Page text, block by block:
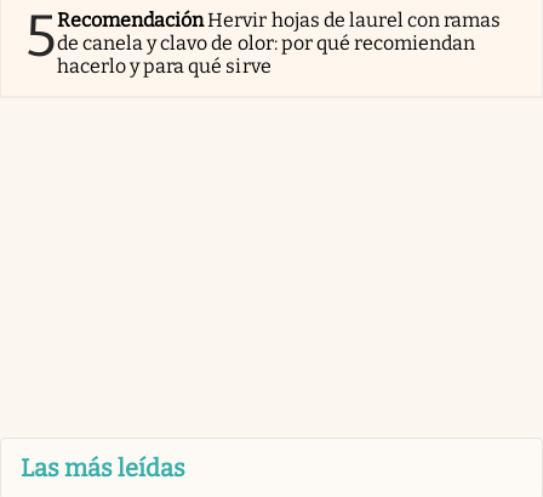
5RecomendaciónHervir hojas de laurel con ramas
de canela y clavo de olor: por qué recomiendan
hacerlo y para qué sirve
Las más leídas